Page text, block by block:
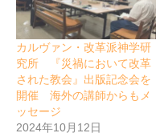
カルヴァン・改革派神学研
究所 『災禍において改革
された教会』出版記念会を
開催 海外の講師からもメ
ッセージ
2024年10月12日